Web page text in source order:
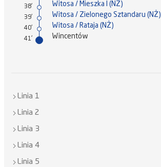
38' Witosa / Mieszka I (NŻ)
39' Witosa / Zielonego Sztandaru (NŻ)
40' Witosa / Rataja (NŻ)
41' Wincentów
Linia 1
Linia 2
Linia 3
Linia 4
Linia 5